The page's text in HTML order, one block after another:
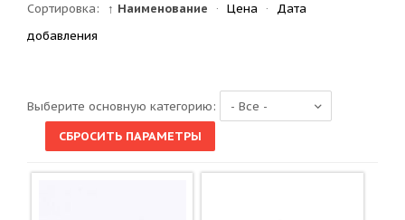
Сортировка: ↑ Наименование · Цена ·
Дата
добавления
Выберите основную категорию: